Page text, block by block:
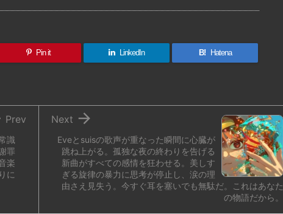
Pin it LinkedIn B! Hatena
Eveとsuisの歌声が重なった瞬間に心臓が
跳ね上がる。孤独な夜の終わりを告げる
新曲がすべての感情を狂わせる。美しす
ぎる旋律の暴力に思考が停止し、涙の理
由さえ見失う。今すぐ耳を塞いでも無駄だ。これはあなた
の物語だから。

Next
識
罪
楽
に
Prev